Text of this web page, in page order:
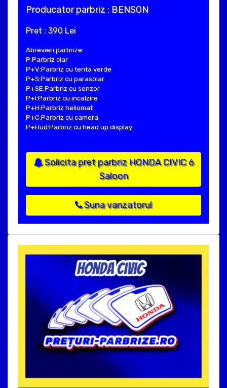
Producator parbriz : BENSON
Pret : 390 Lei
Abrevieri parbrize:
P:Parbriz clar
P+V:Parbriz cu tenta verde
P+S:Parbriz cu parasolar
P+SE:Parbriz cu senzor
P+I:Parbriz cu incalzire
P+H:Parbriz heliomat
P+C:Parbriz cu camera
P+Hud:Parbriz cu head up display
Solicita pret parbriz HONDA CIVIC 6
Saloon
Suna vanzatorul